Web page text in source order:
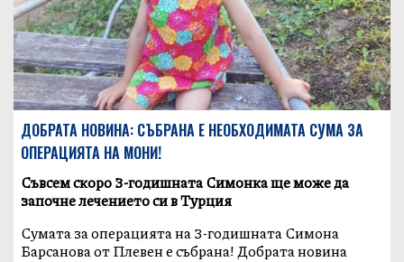
ДОБРАТА НОВИНА: СЪБРАНА Е НЕОБХОДИМАТА СУМА ЗА
ОПЕРАЦИЯТА НА МОНИ!
Съвсем скоро 3-годишната Симонка ще може да
започне лечението си в Турция
Сумата за операцията на 3-годишната Симона
Барсанова от Плевен е събрана! Добрата новина